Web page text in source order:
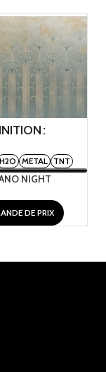
H2O METAL TNT
NIGHT
DE PRIX